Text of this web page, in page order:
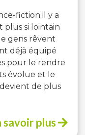
fiction il y a
plus si lointain
gens rêvent
déjà équipé
pour le rendre
évolue et le
de plus
savoir plus